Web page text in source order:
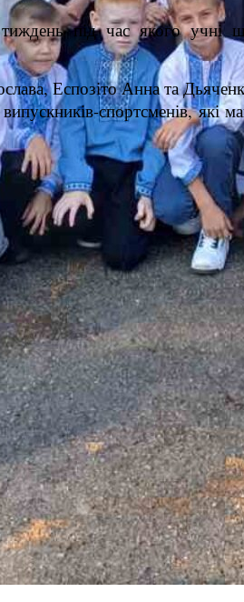
під час якого учні
Еспозіто Анна та
спортсменів, які